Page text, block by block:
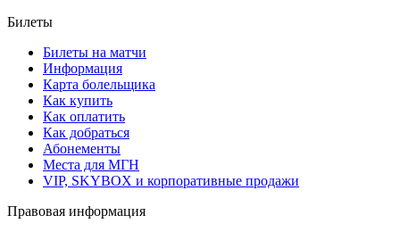
Билеты
Билеты на матчи
Информация
Карта болельщика
Как купить
Как оплатить
Как добраться
Абонементы
Места для МГН
VIP, SKYBOX и корпоративные продажи
Правовая информация